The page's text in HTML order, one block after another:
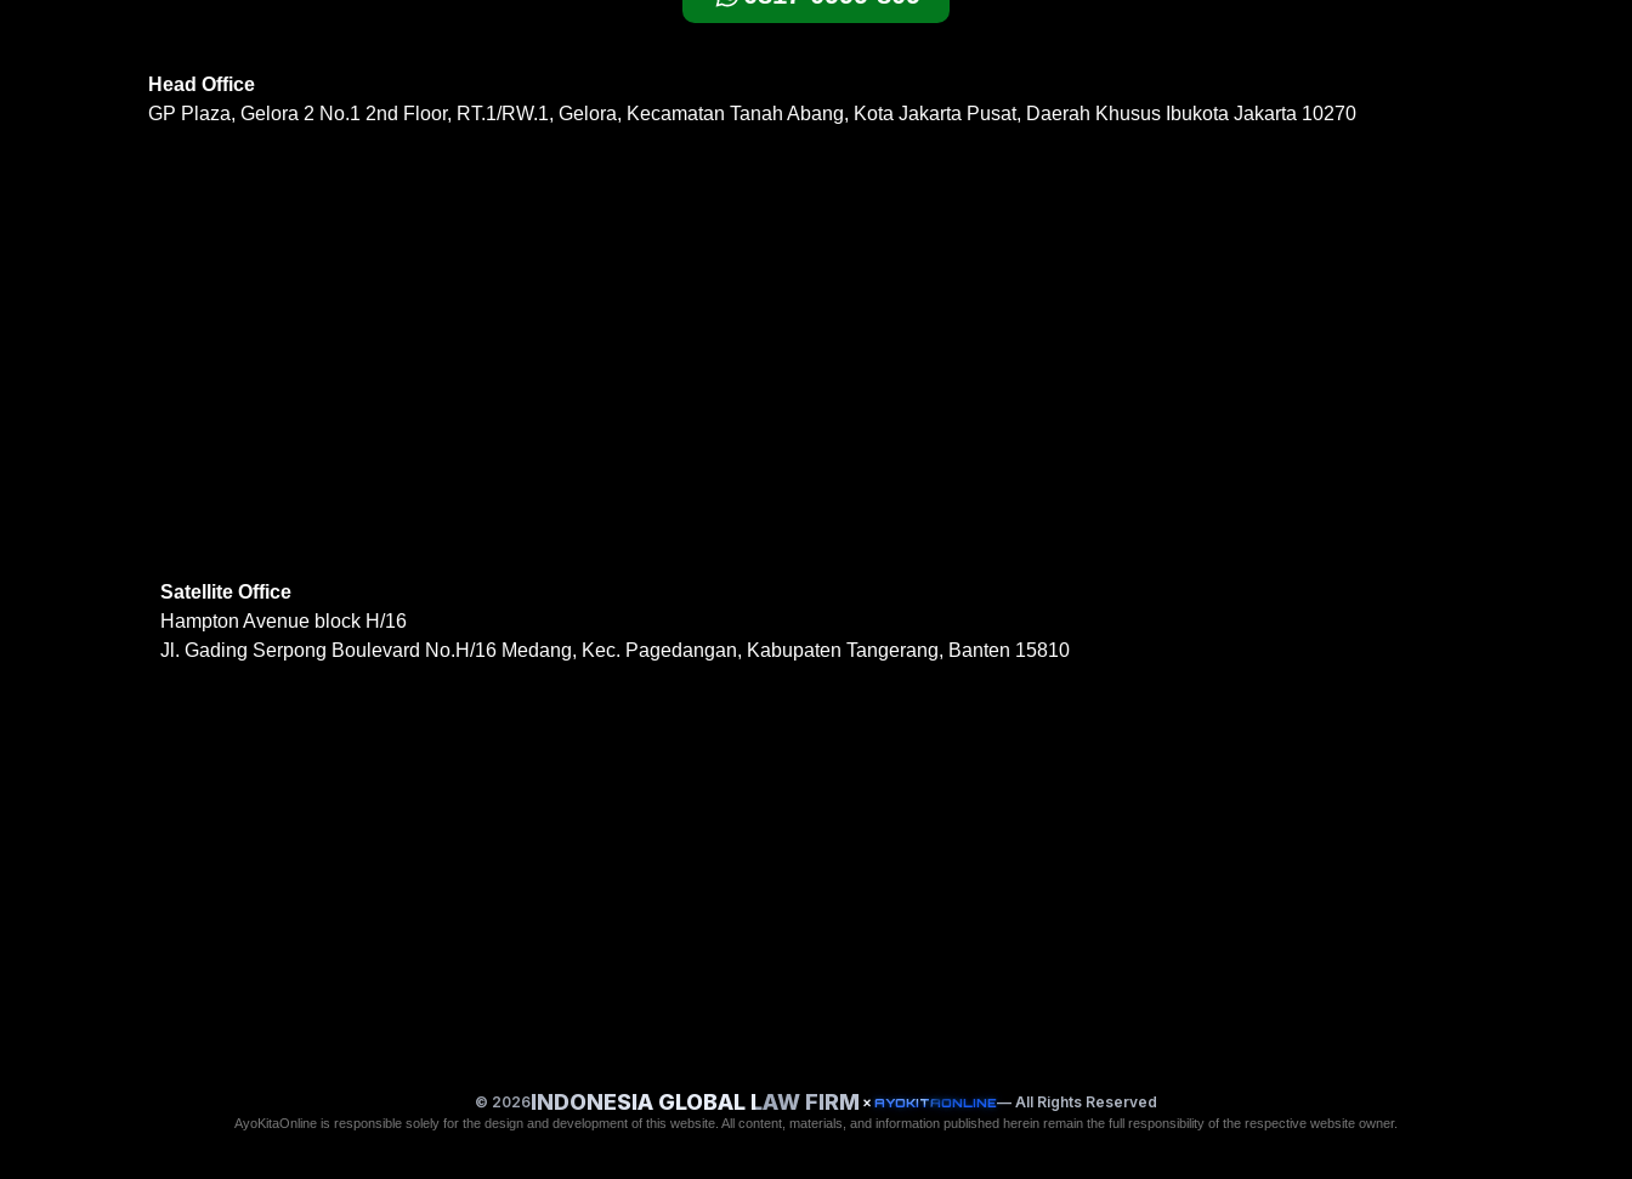
Head Office
GP Plaza, Gelora 2 No.1 2nd Floor, RT.1/RW.1, Gelora, Kecamatan Tanah Abang, Kota Jakarta Pusat, Daerah Khusus Ibukota Jakarta 10270
Satellite Office
Hampton Avenue block H/16
Jl. Gading Serpong Boulevard No.H/16 Medang, Kec. Pagedangan, Kabupaten Tangerang, Banten 15810
© 2026INDONESIA GLOBAL LAW FIRM × AYOKITAONLINE— All Rights Reserved
AyoKitaOnline is responsible solely for the design and development of this website. All content, materials, and information published herein remain the full responsibility of the respective website owner.